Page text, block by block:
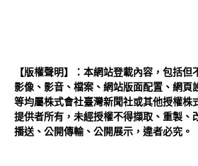
【版權聲明】：本網站登載內容，包括但
影像、影音、檔案、網站版面配置、網頁
等均屬株式會社臺灣新聞社或其他授權株
提供者所有，未經授權不得擷取、重製、
播送、公開傳輸、公開展示，違者必究。